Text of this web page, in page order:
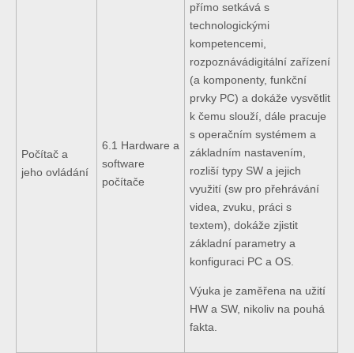
Počítač a
jeho ovládání
6.1 Hardware a
software
počítače
přímo setkává s
technologickými
kompetencemi,
rozpoznávádigitální zařízení
(a komponenty, funkční
prvky PC) a dokáže vysvětlit
k čemu slouží, dále pracuje
s operačním systémem a
základním nastavením,
rozliší typy SW a jejich
využití (sw pro přehrávání
videa, zvuku, práci s
textem), dokáže zjistit
základní parametry a
konfiguraci PC a OS.
Výuka je zaměřena na užití
HW a SW, nikoliv na pouhá
fakta.